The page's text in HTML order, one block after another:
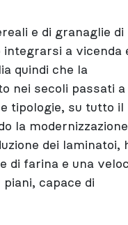
e di granaglie di
integrarsi a vicenda
quindi che la
nei secoli passati a
tipologie, su tutto il
la modernizzazione
dei laminatoi,
di farina e una
capace di